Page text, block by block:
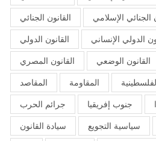
القانون الجنائي
الجنائي الإسلامي
القانون الدولي
الدولي الإنساني
القانون المصري
القانون الوضعي
المقاصد
المقاومة
جرائم الحرب
جنوب إفريقيا
سيادة القانون
سياسية التجويع